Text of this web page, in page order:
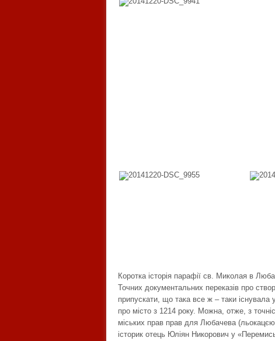
Коротка історія парафії св. Миколая в
Точних документальних переказів про
припускати, що така все ж – таки існувала
про місто з 1214 року. Можна, отже, з
міських прав прав для Любачева
історик отець Юліян Никорович у